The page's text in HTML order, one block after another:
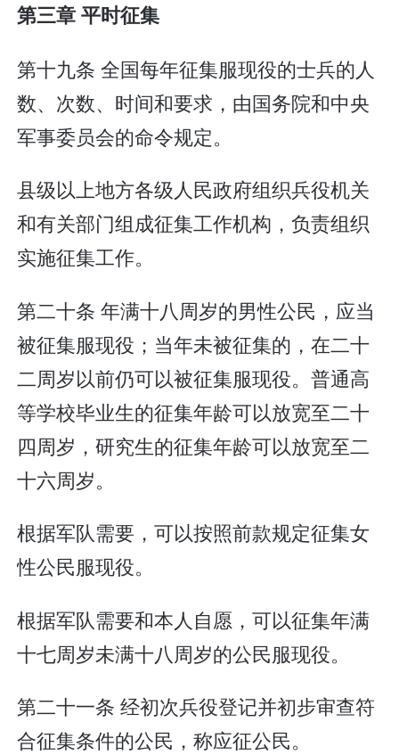
第三章 平时征集
第十九条 全国每年征集服现役的士兵的人
数、次数、时间和要求，由国务院和中央
军事委员会的命令规定。
县级以上地方各级人民政府组织兵役机关
和有关部门组成征集工作机构，负责组织
实施征集工作。
第二十条 年满十八周岁的男性公民，应当
被征集服现役；当年未被征集的，在二十
二周岁以前仍可以被征集服现役。普通高
等学校毕业生的征集年龄可以放宽至二十
四周岁，研究生的征集年龄可以放宽至二
十六周岁。
根据军队需要，可以按照前款规定征集女
性公民服现役。
根据军队需要和本人自愿，可以征集年满
十七周岁未满十八周岁的公民服现役。
第二十一条 经初次兵役登记并初步审查符
合征集条件的公民，称应征公民。